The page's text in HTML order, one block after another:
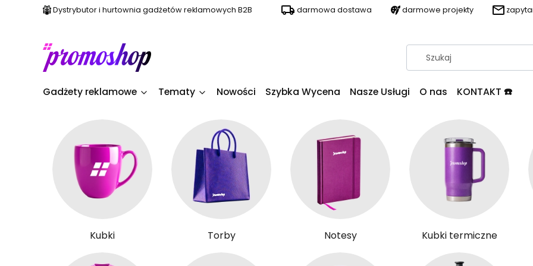
Dystrybutor i hurtownia gadżetów reklamowych B2B darmowa dostawa darmowe projekty
Gadżety reklamowe Tematy Nowości Szybka Wycena Nasze Usługi O nas KONTAKT ☎️
Kubki Torby Notesy Kubki termiczne